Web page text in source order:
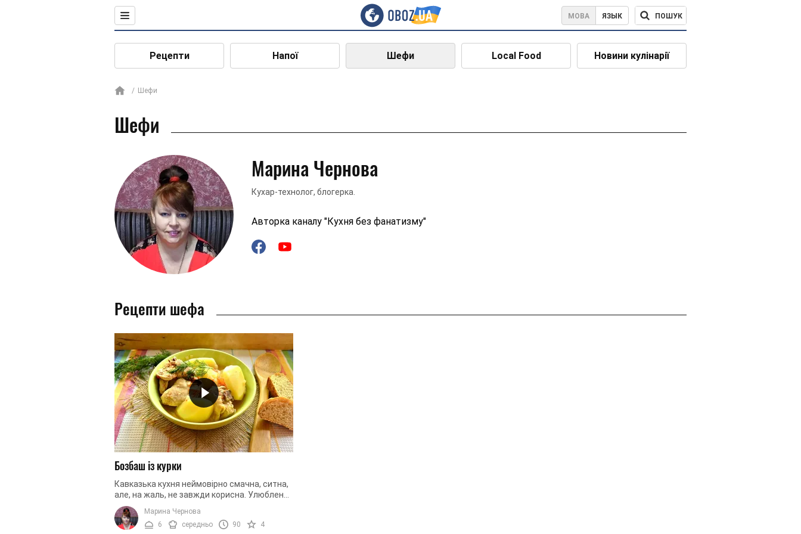
МОВА ЯЗЫК ПОШУК
Рецепти Напої Шефи Local Food Новини кулінарії
Шефи
Шефи
Марина Чернова
Кухар-технолог, блогерка.
Авторка каналу "Кухня без фанатизму"
Рецепти шефа
Бозбаш із курки
Кавказька кухня неймовірно смачна, ситна,
але, на жаль, не завжди корисна. Улюблене
м'ясо жителів Кавказу, баранина, зазвичай
дуже жирне і має ...
Марина Чернова
6
середньо 90 4